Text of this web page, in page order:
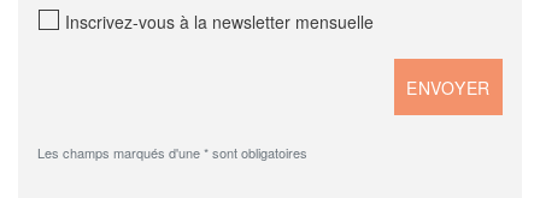
Inscrivez-vous à la newsletter mensuelle
Les champs marqués d'une * sont obligatoires